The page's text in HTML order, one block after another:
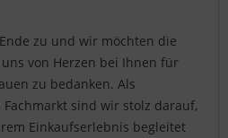
zu und wir möchten die
von Herzen bei Ihnen für
zu bedanken. Als
sind wir stolz darauf,
Einkaufserlebnis begleitet